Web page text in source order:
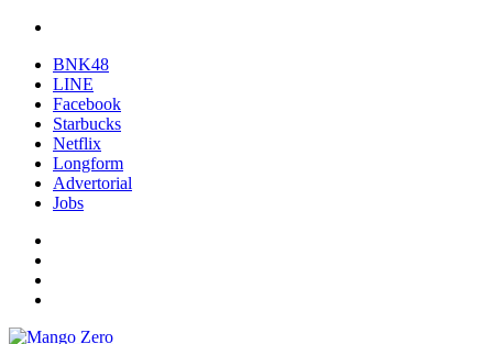
BNK48
LINE
Facebook
Starbucks
Netflix
Longform
Advertorial
Jobs